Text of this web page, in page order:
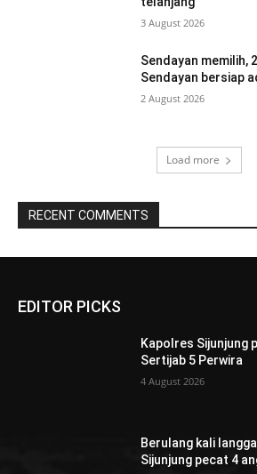
3 August 2026
Sendayan memilih,
Sendayan bersiap
2 August 2026
Load more
RECENT COMMENTS
EDITOR PICKS
Kapolres Sijunjung
Sertijab 5 Perwira
4 August 2026
Berulang kali
Sijunjung pecat 4